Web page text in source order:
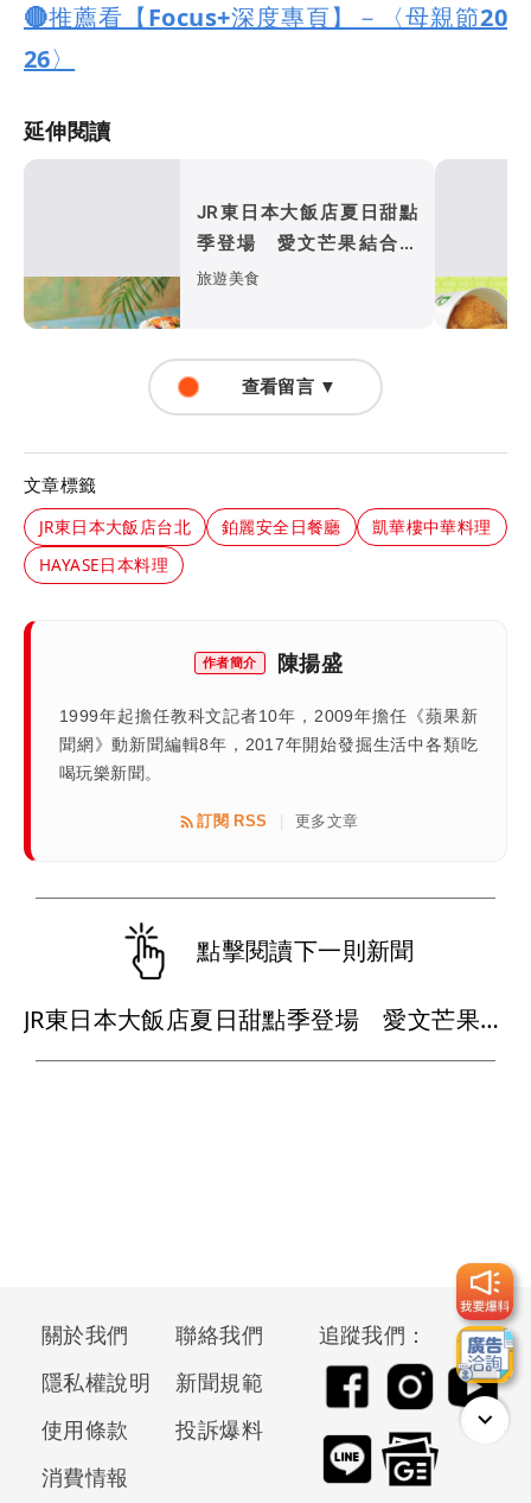
🔴推薦看【Focus+深度專頁】－〈母親節20
26〉
延伸閱讀
JR東日本大飯店夏日甜點
季登場 愛文芒果結合抹
茶、斑斕飄果香
旅遊美食
查看留言 ▼
文章標籤
JR東日本大飯店台北 鉑麗安全日餐廳
凱華樓中華料理
HAYASE日本料理
作者簡介 陳揚盛
1999年起擔任教科文記者10年，2009年擔任《蘋果新
聞網》動新聞編輯8年，2017年開始發掘生活中各類吃
喝玩樂新聞。
訂閱 RSS 更多文章
點擊閱讀下一則新聞
JR東日本大飯店夏日甜點季登場 愛文芒果結合抹茶、斑斕飄果香
關於我們
聯絡我們
隱私權說明
新聞規範
使用條款
投訴爆料
消費情報
追蹤我們：